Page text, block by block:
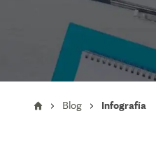
Blog Infografía